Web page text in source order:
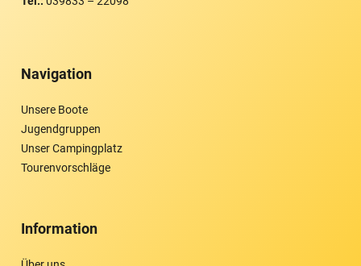
Navigation
Unsere Boote
Jugendgruppen
Unser Campingplatz
Tourenvorschläge
Information